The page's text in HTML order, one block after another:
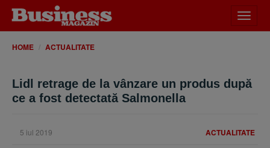
meniu
HOME ACTUALITATE
Lidl retrage de la vânzare un produs după
ce a fost detectată Salmonella
ACTUALITATE
5 iul 2019